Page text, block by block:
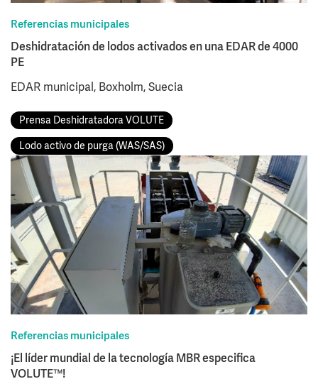
Referencias municipales
Deshidratación de lodos activados en una EDAR de 4000
PE
EDAR municipal, Boxholm, Suecia
Prensa Deshidratadora VOLUTE
Lodo activo de purga (WAS/SAS)
Referencias municipales
¡El líder mundial de la tecnología MBR especifica
VOLUTE™!